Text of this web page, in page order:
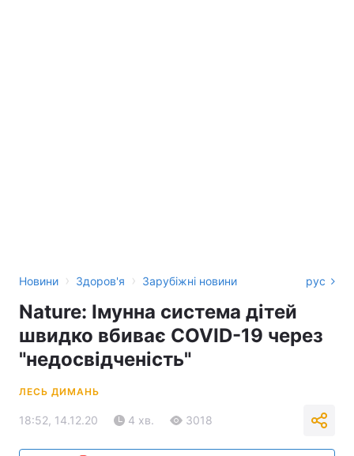
Новини › Здоров'я › Зарубіжні новини рус
Nature: Імунна система дітей
швидко вбиває COVID-19 через
"недосвідченість"
ЛЕСЬ ДИМАНЬ
18:52, 14.12.20 4 хв. 3018